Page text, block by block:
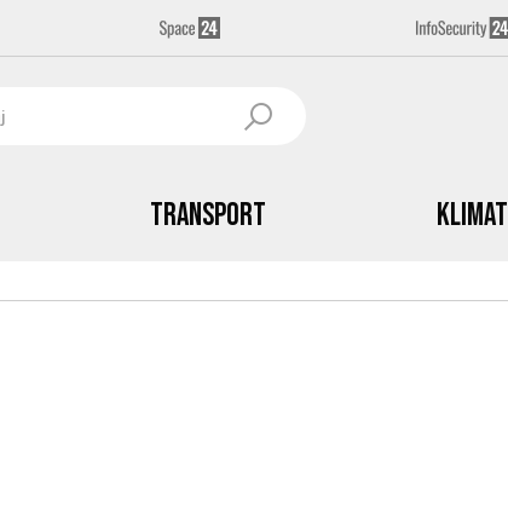
Transport Klimat